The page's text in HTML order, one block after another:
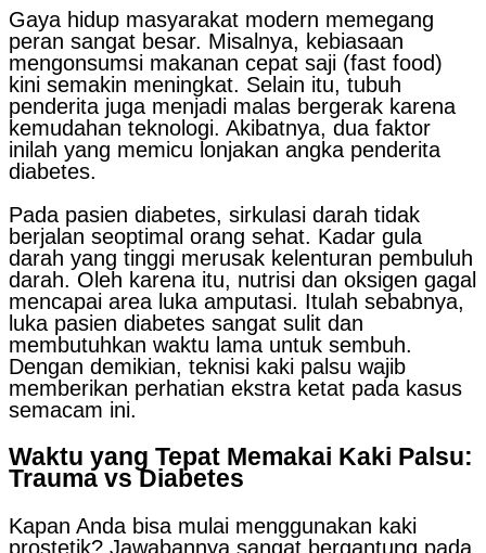
Gaya hidup masyarakat modern memegang
peran sangat besar. Misalnya, kebiasaan
mengonsumsi makanan cepat saji (fast food)
kini semakin meningkat. Selain itu, tubuh
penderita juga menjadi malas bergerak karena
kemudahan teknologi. Akibatnya, dua faktor
inilah yang memicu lonjakan angka penderita
diabetes.
Pada pasien diabetes, sirkulasi darah tidak
berjalan seoptimal orang sehat. Kadar gula
darah yang tinggi merusak kelenturan pembuluh
darah. Oleh karena itu, nutrisi dan oksigen gagal
mencapai area luka amputasi. Itulah sebabnya,
luka pasien diabetes sangat sulit dan
membutuhkan waktu lama untuk sembuh.
Dengan demikian, teknisi kaki palsu wajib
memberikan perhatian ekstra ketat pada kasus
semacam ini.
Waktu yang Tepat Memakai Kaki Palsu:
Trauma vs Diabetes
Kapan Anda bisa mulai menggunakan kaki
prostetik? Jawabannya sangat bergantung pada